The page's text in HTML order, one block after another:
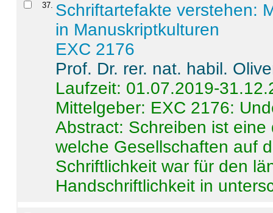
37. Schriftartefakte verstehen:
in Manuskriptkulturen
EXC 2176
Prof. Dr. rer. nat. habil.
Laufzeit: 01.07.2019-
Mittelgeber: EXC 2176:
Abstract: Schreiben ist
welche Gesellschaften auf
Schriftlichkeit war für den
Handschriftlichkeit in